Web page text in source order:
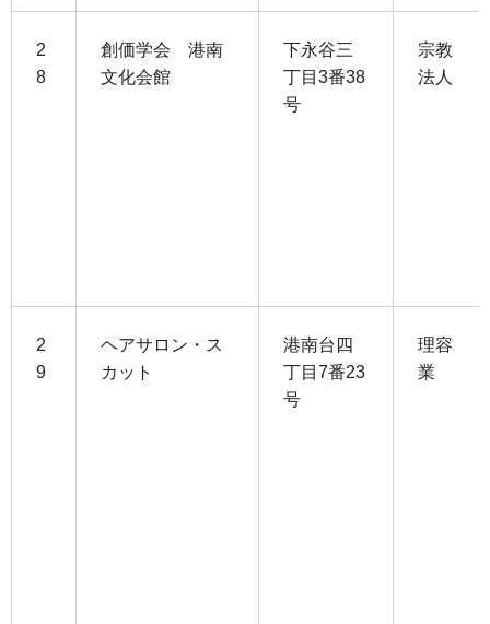
2
8
創価学会 港南
文化会館
下永谷三
丁目3番38
号
宗教
法人
2
9
ヘアサロン・ス
カット
港南台四
丁目7番23
号
理容
業